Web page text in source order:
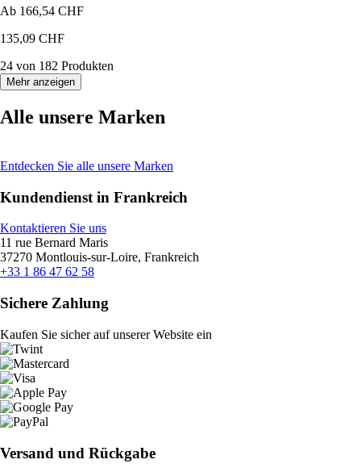
Ab 166,54 CHF
135,09 CHF
24 von 182 Produkten
Mehr anzeigen
Alle unsere Marken
Entdecken Sie alle unsere Marken
Kundendienst in Frankreich
Kontaktieren Sie uns
11 rue Bernard Maris
37270 Montlouis-sur-Loire, Frankreich
+33 1 86 47 62 58
Sichere Zahlung
Kaufen Sie sicher auf unserer Website ein
Versand und Rückgabe